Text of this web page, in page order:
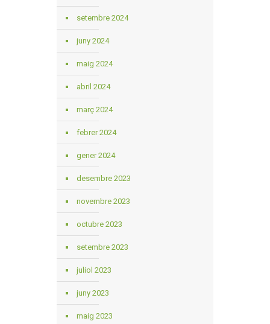
setembre 2024
juny 2024
maig 2024
abril 2024
març 2024
febrer 2024
gener 2024
desembre 2023
novembre 2023
octubre 2023
setembre 2023
juliol 2023
juny 2023
maig 2023